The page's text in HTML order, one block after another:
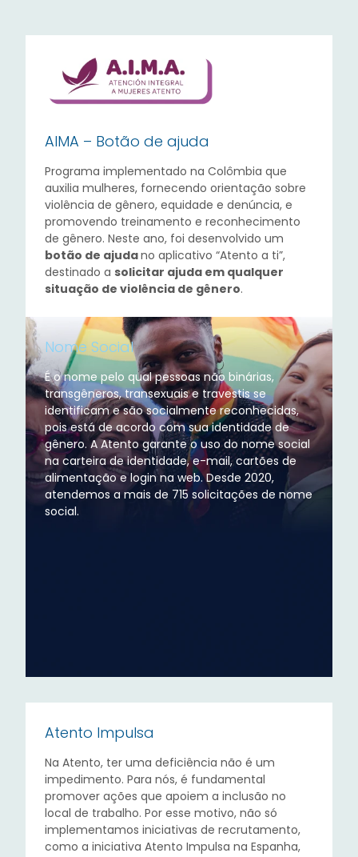
AIMA – Botão de ajuda
Programa implementado na Colômbia que
auxilia mulheres, fornecendo orientação sobre
violência de gênero, equidade e denúncia, e
promovendo treinamento e reconhecimento
de gênero. Neste ano, foi desenvolvido um
botão de ajudano aplicativo “Atento a ti”,
destinado a solicitar ajuda em qualquer
situação de violência de gênero.
Nome Social
É o nome pelo qual pessoas não binárias,
transgêneros, transexuais e travestis se
identificam e são socialmente reconhecidas,
pois está de acordo com sua identidade de
gênero. A Atento garante o uso do nome social
na carteira de identidade, e-mail, cartões de
alimentação e login na web. Desde 2020,
atendemos a mais de 715 solicitações de nome
social.
Atento Impulsa
Na Atento, ter uma deficiência não é um
impedimento. Para nós, é fundamental
promover ações que apoiem a inclusão no
local de trabalho. Por esse motivo, não só
implementamos iniciativas de recrutamento,
como a iniciativa Atento Impulsa na Espanha,